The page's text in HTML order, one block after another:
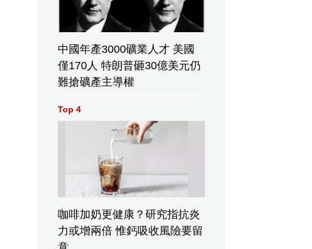
中國年產3000礦業人才 美國
僅170人 特朗普砸30億美元仍
難搶礦產主導權
Top 4
咖啡加奶更健康？研究指抗炎
力或增兩倍 惟鈣吸收風險要留